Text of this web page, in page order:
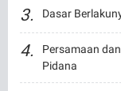
Dasar
Persamaan
Pidana